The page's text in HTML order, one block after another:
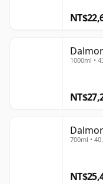
1000ml •
700ml •